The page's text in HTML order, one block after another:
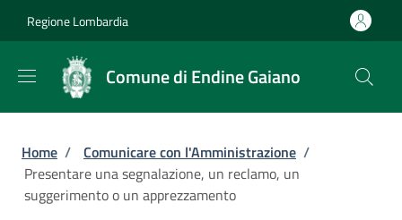
Regione Lombardia
Comune di Endine Gaiano
Briciole di pane
Home / Comunicare con l'Amministrazione /
Presentare una segnalazione, un reclamo, un
suggerimento o un apprezzamento